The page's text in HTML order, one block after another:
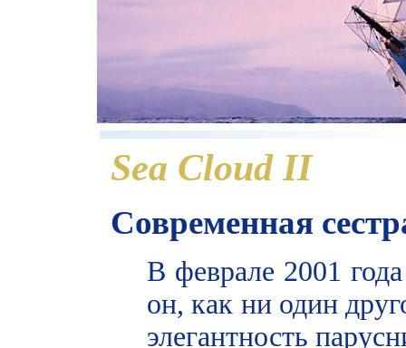
Sea Cloud II
Современная
В феврале 2001
он, как ни один
элегантность